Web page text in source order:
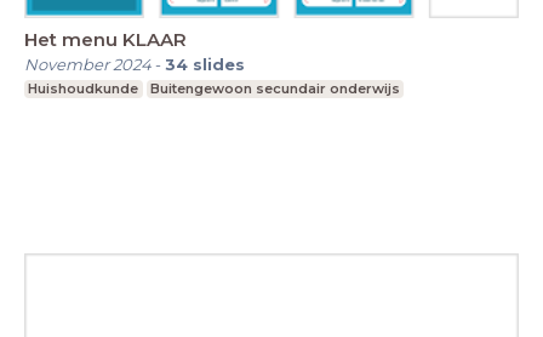
Het menu KLAAR
November 2024-34 slides
Huishoudkunde Buitengewoon secundair onderwijs